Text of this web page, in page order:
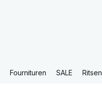
Fournituren SALE Ritsen